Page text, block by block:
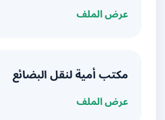
عرض الملف
مكتب أمية لنقل البضائع
عرض الملف